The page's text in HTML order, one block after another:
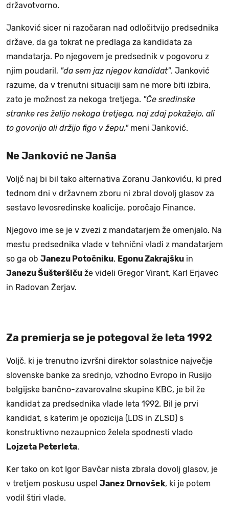
državotvorno.
Janković sicer ni razočaran nad odločitvijo predsednika
države, da ga tokrat ne predlaga za kandidata za
mandatarja. Po njegovem je predsednik v pogovoru z
njim poudaril, "da sem jaz njegov kandidat". Janković
razume, da v trenutni situaciji sam ne more biti izbira,
zato je možnost za nekoga tretjega. "Če sredinske
stranke res želijo nekoga tretjega, naj zdaj pokažejo, ali
to govorijo ali držijo figo v žepu,"meni Janković.
Ne Janković ne Janša
Voljč naj bi bil tako alternativa Zoranu Jankoviću, ki pred
tednom dni v državnem zboru ni zbral dovolj glasov za
sestavo levosredinske koalicije, poročajo Finance.
Njegovo ime se je v zvezi z mandatarjem že omenjalo. Na
mestu predsednika vlade v tehnični vladi z mandatarjem
so ga ob Janezu Potočniku, Egonu Zakrajšku in
Janezu Šušteršiču že videli Gregor Virant, Karl Erjavec
in Radovan Žerjav.
Za premierja se je potegoval že leta 1992
Voljč, ki je trenutno izvršni direktor solastnice največje
slovenske banke za srednjo, vzhodno Evropo in Rusijo
belgijske bančno-zavarovalne skupine KBC, je bil že
kandidat za predsednika vlade leta 1992. Bil je prvi
kandidat, s katerim je opozicija (LDS in ZLSD) s
konstruktivno nezaupnico želela spodnesti vlado
Lojzeta Peterleta.
Ker tako on kot Igor Bavčar nista zbrala dovolj glasov, je
v tretjem poskusu uspel Janez Drnovšek, ki je potem
vodil štiri vlade.